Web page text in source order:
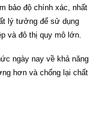
bảo độ chính xác, nhất
lý tưởng để sử dụng
và đô thị quy mô lớn.
ngày nay về khả năng
hơn và chống lại chất